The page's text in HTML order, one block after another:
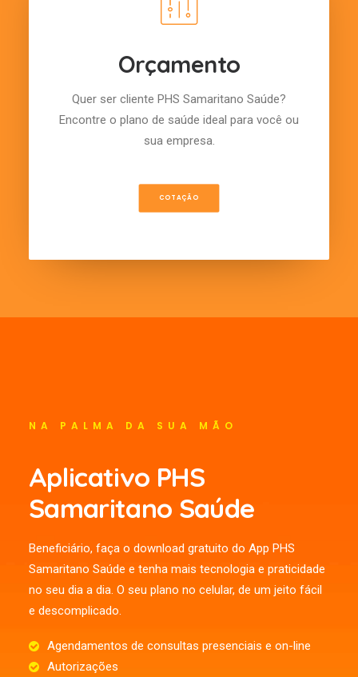
Orçamento
Quer ser cliente PHS Samaritano Saúde?
Encontre o plano de saúde ideal para você ou
sua empresa.
COTAÇÃO
NA PALMA DA SUA MÃO
Aplicativo PHS
Samaritano Saúde
Beneficiário, faça o download gratuito do App PHS
Samaritano Saúde e tenha mais tecnologia e praticidade
no seu dia a dia. O seu plano no celular, de um jeito fácil
e descomplicado.
Agendamentos de consultas presenciais e on-line
Autorizações